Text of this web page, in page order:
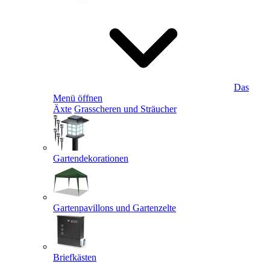
Das
Menü öffnen
Äxte Grasscheren und Sträucher
Gartendekorationen
Gartenpavillons und Gartenzelte
Briefkästen